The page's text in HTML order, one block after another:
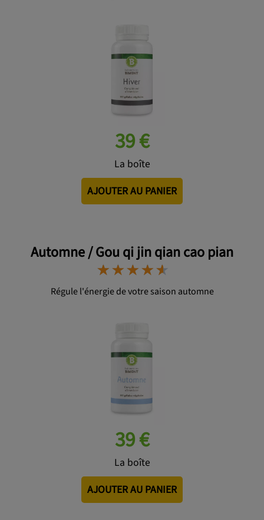
39 €
La boîte
AJOUTER AU PANIER
Automne / Gou qi jin qian cao pian
⋆⋆⋆⋆⋆
⋆⋆⋆⋆⋆
Régule l'énergie de votre saison automne
39 €
La boîte
AJOUTER AU PANIER